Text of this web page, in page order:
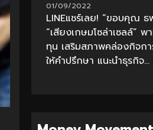
01/09/2022
LINEแชร์เลย! “ขอบคุณ
“เสียงเกษมโซล่าเซลล์” พ
ทุน เสริมสภาพคล่องกิจก
ให้คำปรึกษา แนะนำธุรกิจ...